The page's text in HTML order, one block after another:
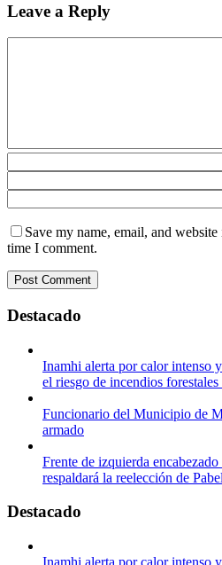
Leave a Reply
Save my name, email, and
time I comment.
Destacado
Inamhi alerta por calor intenso
el riesgo de incendios
Funcionario del Municipio de
armado
Frente de izquierda
respaldará la reelección de
Destacado